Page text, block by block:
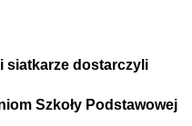
siatkarze dostarczyli
Szkoły Podstawowej